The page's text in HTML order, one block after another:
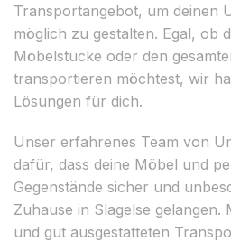
Transportangebot, um deinen
möglich zu gestalten. Egal, ob
Möbelstücke oder den
transportieren möchtest, wir
Lösungen für dich.
Unser erfahrenes Team von
dafür, dass deine Möbel und
Gegenstände sicher und
Zuhause in Slagelse
und gut ausgestatteten